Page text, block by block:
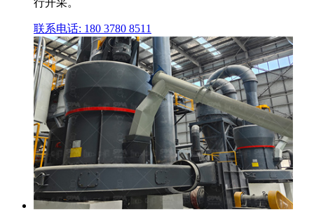
联系电话: 180 3780 8511